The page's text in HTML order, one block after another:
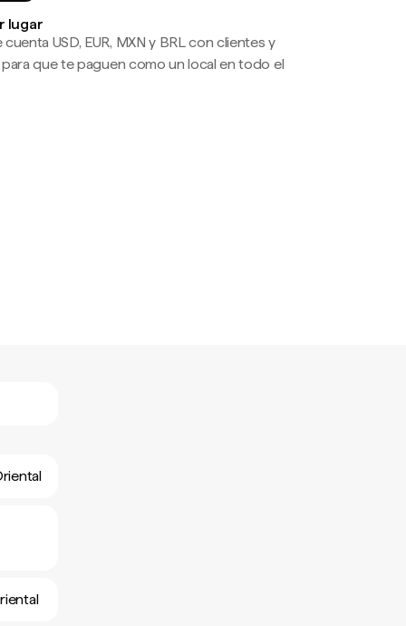
lugar
USD, EUR, MXN y BRL con clientes y
que te paguen como un local en todo el